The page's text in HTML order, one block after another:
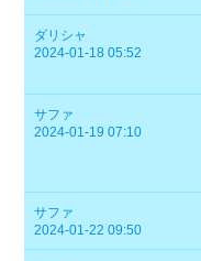
ダリシャ
2024-01-18 05:52
サファ
2024-01-19 07:10
サファ
2024-01-22 09:50